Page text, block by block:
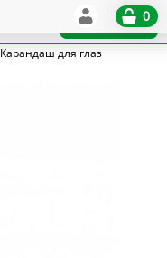
Установить
0
Карандаш для глаз